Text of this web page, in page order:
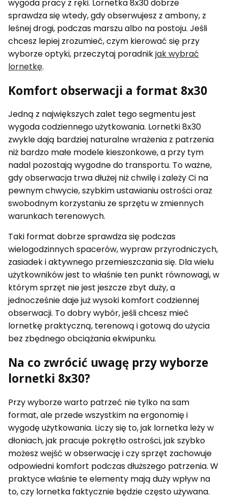
wygoda pracy z ręki. Lornetka 8x30 dobrze
sprawdza się wtedy, gdy obserwujesz z ambony, z
leśnej drogi, podczas marszu albo na postoju. Jeśli
chcesz lepiej zrozumieć, czym kierować się przy
wyborze optyki, przeczytaj poradnikjak wybrać
lornetkę.
Komfort obserwacji a format 8x30
Jedną z największych zalet tego segmentu jest
wygoda codziennego użytkowania. Lornetki 8x30
zwykle dają bardziej naturalne wrażenia z patrzenia
niż bardzo małe modele kieszonkowe, a przy tym
nadal pozostają wygodne do transportu. To ważne,
gdy obserwacja trwa dłużej niż chwilę i zależy Ci na
pewnym chwycie, szybkim ustawianiu ostrości oraz
swobodnym korzystaniu ze sprzętu w zmiennych
warunkach terenowych.
Taki format dobrze sprawdza się podczas
wielogodzinnych spacerów, wypraw przyrodniczych,
zasiadek i aktywnego przemieszczania się. Dla wielu
użytkowników jest to właśnie ten punkt równowagi, w
którym sprzęt nie jest jeszcze zbyt duży, a
jednocześnie daje już wysoki komfort codziennej
obserwacji. To dobry wybór, jeśli chcesz mieć
lornetkę praktyczną, terenową i gotową do użycia
bez zbędnego obciążania ekwipunku.
Na co zwrócić uwagę przy wyborze
lornetki 8x30?
Przy wyborze warto patrzeć nie tylko na sam
format, ale przede wszystkim na ergonomię i
wygodę użytkowania. Liczy się to, jak lornetka leży w
dłoniach, jak pracuje pokrętło ostrości, jak szybko
możesz wejść w obserwację i czy sprzęt zachowuje
odpowiedni komfort podczas dłuższego patrzenia. W
praktyce właśnie te elementy mają duży wpływ na
to, czy lornetka faktycznie będzie często używana.